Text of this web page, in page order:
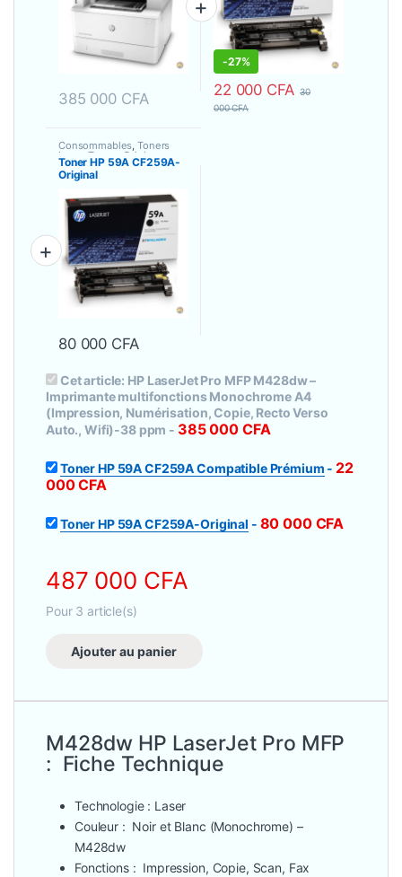
Wifi)-38 ppm
385 000 CFA
-27%
22 000 CFA 30
000CFA
Consommables,Toners
Laser ,Toners Originaux
Toner HP 59A CF259A-
Original
80 000 CFA
Cet article: HP LaserJet Pro MFP M428dw –
Imprimante multifonctions Monochrome A4
(Impression, Numérisation, Copie, Recto Verso
Auto., Wifi)-38 ppm - 385 000 CFA
Toner HP 59A CF259A Compatible Prémium - 22
000CFA
Toner HP 59A CF259A-Original - 80 000 CFA
487 000 CFA
Pour 3 article(s)
Ajouter au panier
M428dw HP LaserJet Pro MFP
: Fiche Technique
Technologie: Laser
Couleur : Noir et Blanc (Monochrome) –
M428dw
Fonctions : Impression, Copie, Scan, Fax